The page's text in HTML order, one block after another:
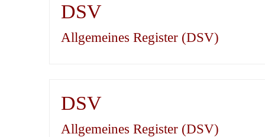
DSV
Allgemeines Register (DSV)
DSV
Allgemeines Register (DSV)